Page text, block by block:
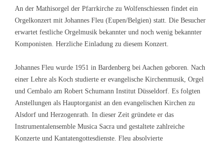
An der Mathisorgel der Pfarrkirche zu Wolfenschiessen findet ein
Orgelkonzert mit Johannes Fleu (Eupen/Belgien) statt. Die Besucher
erwartet festliche Orgelmusik bekannter und noch wenig bekannter
Komponisten. Herzliche Einladung zu diesem Konzert.
Johannes Fleu wurde 1951 in Bardenberg bei Aachen geboren. Nach
einer Lehre als Koch studierte er evangelische Kirchenmusik, Orgel
und Cembalo am Robert Schumann Institut Düsseldorf. Es folgten
Anstellungen als Hauptorganist an den evangelischen Kirchen zu
Alsdorf und Herzogenrath. In dieser Zeit gründete er das
Instrumentalensemble Musica Sacra und gestaltete zahlreiche
Konzerte und Kantatengottesdienste. Fleu absolvierte